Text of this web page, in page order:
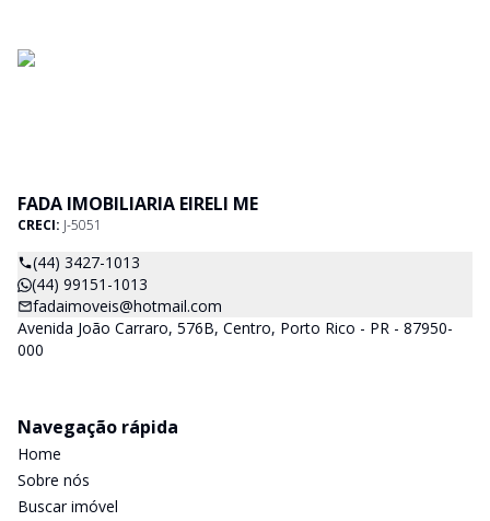
FADA IMOBILIARIA EIRELI ME
CRECI: J-5051
(44) 3427-1013
(44) 99151-1013
fadaimoveis@hotmail.com
Avenida João Carraro, 576B, Centro, Porto Rico - PR - 87950-
000
Navegação rápida
Home
Sobre nós
Buscar imóvel